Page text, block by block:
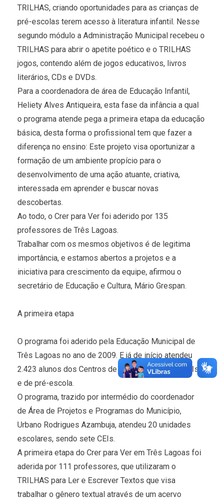
TRILHAS, criando oportunidades para as crianças de
pré-escolas terem acesso à literatura infantil. Nesse
segundo módulo a Administração Municipal recebeu o
TRILHAS para abrir o apetite poético e o TRILHAS
jogos, contendo além de jogos educativos, livros
literários, CDs e DVDs.
Para a coordenadora de área de Educação Infantil,
Heliety Alves Antiqueira, esta fase da infância a qual
o programa atende pega a primeira etapa da educação
básica, desta forma o profissional tem que fazer a
diferença no ensino: Este projeto visa oportunizar a
formação de um ambiente propício para o
desenvolvimento de uma ação atuante, criativa,
interessada em aprender e buscar novas
descobertas.
Ao todo, o Crer para Ver foi aderido por 135
professores de Três Lagoas.
Trabalhar com os mesmos objetivos é de legitima
importância, e estamos abertos a projetos e a
iniciativa para crescimento da equipe, afirmou o
secretário de Educação e Cultura, Mário Grespan.
A primeira etapa
O programa foi aderido pela Educação Municipal de
Três Lagoas no ano de 2009. E já de início atendeu
2.423 alunos dos Centros de Educação Infantil (CEIs)
e de pré-escola.
O programa, trazido por intermédio do coordenador
de Área de Projetos e Programas do Município,
Urbano Rodrigues Azambuja, atendeu 20 unidades
escolares, sendo sete CEIs.
A primeira etapa do Crer para Ver em Três Lagoas foi
aderida por 111 professores, que utilizaram o
TRILHAS para Ler e Escrever Textos que visa
trabalhar o gênero textual através de um acervo